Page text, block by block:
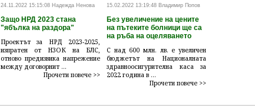
24.11.2022 15:15:08 Надежда Ненова
Защо НРД 2023 стана
"ябълка на раздора"
Проектът за НРД 2023-2025,
изпратен от НЗОК на БЛС,
отново предизвика напрежение
между договорнит ...
Прочети повече >>
15.02.2022 13:19:48 Владимир Попов
Без увеличение на цените
на пътеките болници ще са
на ръба на оцеляването
С над 600 млн. лв. е увеличен
бюджетът на Националната
здравноосигурителна каса за
2022 година в ...
Прочети повече >>